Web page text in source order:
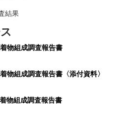
結果
物組成調査報告書
物組成調査報告書〈添付資料〉
物組成調査報告書